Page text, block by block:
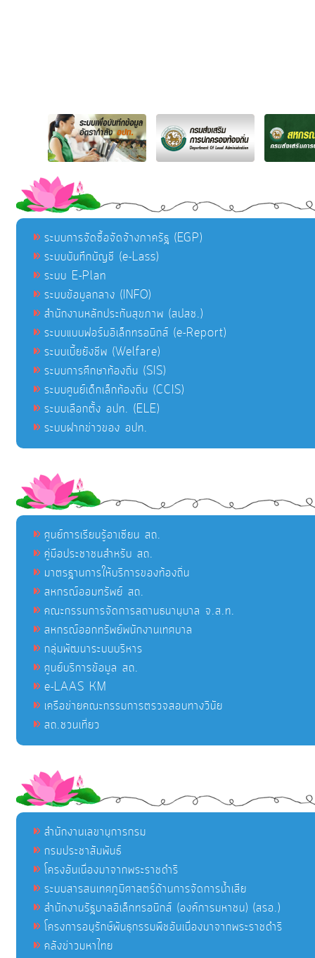
ระบบการจัดซื้อจัดจ้างภาครัฐ (EGP)
ระบบบันทึกบัญชี (e-Lass)
ระบบ E-Plan
ระบบข้อมูลกลาง (INFO)
สำนักงานหลักประกันสุขภาพ (สปสช.)
ระบบแบบฟอร์มอิเล็กทรอนิกส์ (e-Report)
ระบบเบี้ยยังชีพ (Welfare)
ระบบการศึกษาท้องถิ่น (SIS)
ระบบศูนย์เด็กเล็กท้องถิ่น (CCIS)
ระบบเลือกตั้ง อปท. (ELE)
ระบบฝากข่าวของ อปท.
ศูนย์การเรียนรู้อาเซียน สถ.
คู่มือประชาชนสำหรับ สถ.
มาตรฐานการให้บริการของท้องถิ่น
สหกรณ์ออมทรัพย์ สถ.
คณะกรรมการจัดการสถานธนานุบาล จ.ส.ท.
สหกรณ์ออกทรัพย์พนักงานเทศบาล
กลุ่มพัฒนาระบบบริหาร
ศูนย์บริการข้อมูล สถ.
e-LAAS KM
เครือข่ายคณะกรรมการตรวจสอบทางวินัย
สถ.ชวนเที่ยว
สำนักงานเลขานุการกรม
กรมประชาสัมพันธ์
โครงอันเนื่องมาจากพระราชดำริ
ระบบสารสนเทศภูมิศาสตร์ด้านการจัดการน้ำเสีย
สำนักงานรัฐบาลอิเล็กทรอนิกส์ (องค์การมหาชน) (สรอ.)
โครงการอนุรักษ์พันธุกรรมพืชอันเนื่องมาจากพระราชดำริ
คลังข่าวมหาไทย